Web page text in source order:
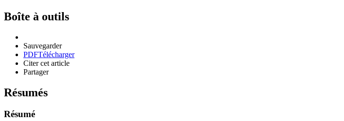
Boîte à outils
Sauvegarder
PDFTélécharger
Citer cet article
Partager
Résumés
Résumé